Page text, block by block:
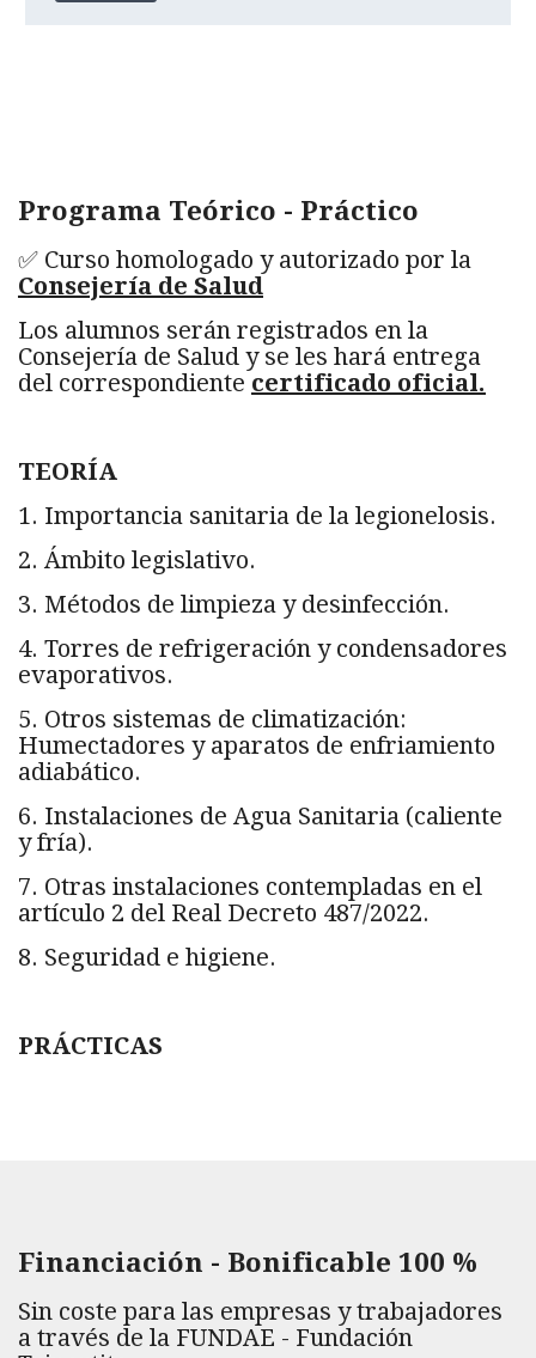
Programa Teórico - Práctico
✅ Curso homologado y autorizado por la
Consejería de Salud
Los alumnos serán registrados en la
Consejería de Salud y se les hará entrega
del correspondiente certificado oficial.
TEORÍA
1. Importancia sanitaria de la legionelosis.
2. Ámbito legislativo.
3. Métodos de limpieza y desinfección.
4. Torres de refrigeración y condensadores
evaporativos.
5. Otros sistemas de climatización:
Humectadores y aparatos de enfriamiento
adiabático.
6. Instalaciones de Agua Sanitaria (caliente
y fría).
7. Otras instalaciones contempladas en el
artículo 2 del Real Decreto 487/2022.
8. Seguridad e higiene.
PRÁCTICAS
Financiación - Bonificable 100 %
Sin coste para las empresas y trabajadores
a través de la FUNDAE - Fundación